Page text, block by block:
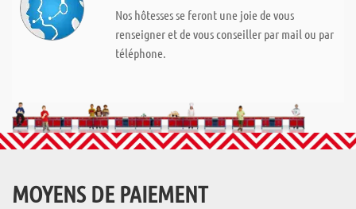
Nos hôtesses se feront une joie de vous
renseigner et de vous conseiller par mail ou par
téléphone.
MOYENS DE PAIEMENT